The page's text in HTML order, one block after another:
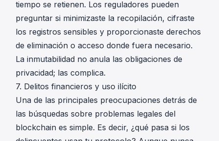
tiempo se retienen. Los reguladores pueden
preguntar si minimizaste la recopilación, cifraste
los registros sensibles y proporcionaste derechos
de eliminación o acceso donde fuera necesario.
La inmutabilidad no anula las obligaciones de
privacidad; las complica.
7. Delitos financieros y uso ilícito
Una de las principales preocupaciones detrás de
las búsquedas sobre problemas legales del
blockchain es simple. Es decir, ¿qué pasa si los